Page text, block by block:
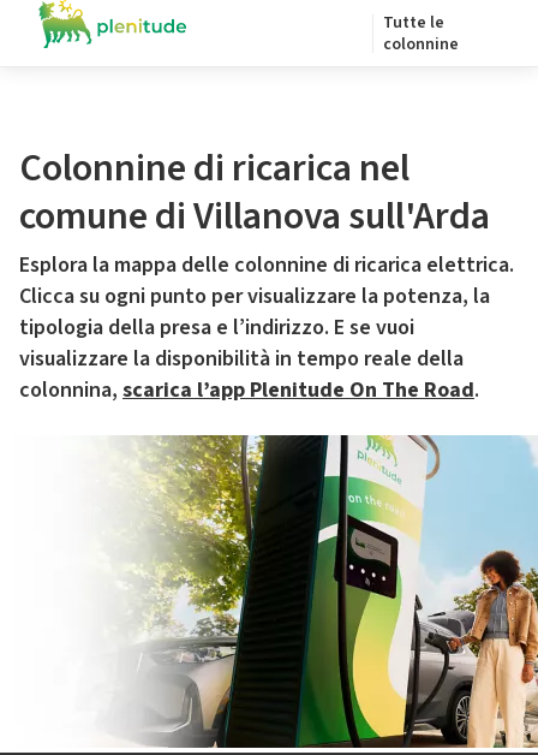
Tutte le
colonnine
Colonnine di ricarica nel
comune di Villanova sull'Arda
Esplora la mappa delle colonnine di ricarica elettrica.
Clicca su ogni punto per visualizzare la potenza, la
tipologia della presa e l’indirizzo. E se vuoi
visualizzare la disponibilità in tempo reale della
colonnina, scarica l’app Plenitude On The Road.